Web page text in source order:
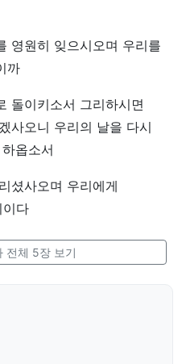
영원히 잊으시오며 우리를
까
돌이키소서 그리하시면
사오니 우리의 날을 다시
옵소서
셨사오며 우리에게
이다
전체 5장 보기